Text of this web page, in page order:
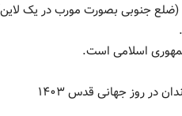
(ضلع جنوبی بصورت مورب در یک
در روز جهانی قدس ۱۴۰۳